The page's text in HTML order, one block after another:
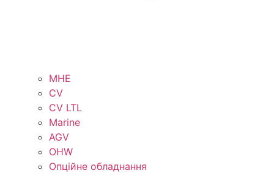
MHE
CV
CV LTL
Marine
AGV
OHW
Опційне обладнання